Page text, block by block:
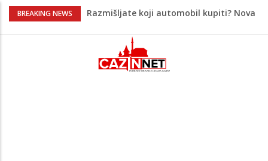
BREAKING NEWS
Razmišljate koji automobil kupiti? Nova
Potvrda i iz kluba: Dženan Pejčinović
pravi veliki transfer za 25 miliona eura
Psihijatrica: Ovo je greška koju većina